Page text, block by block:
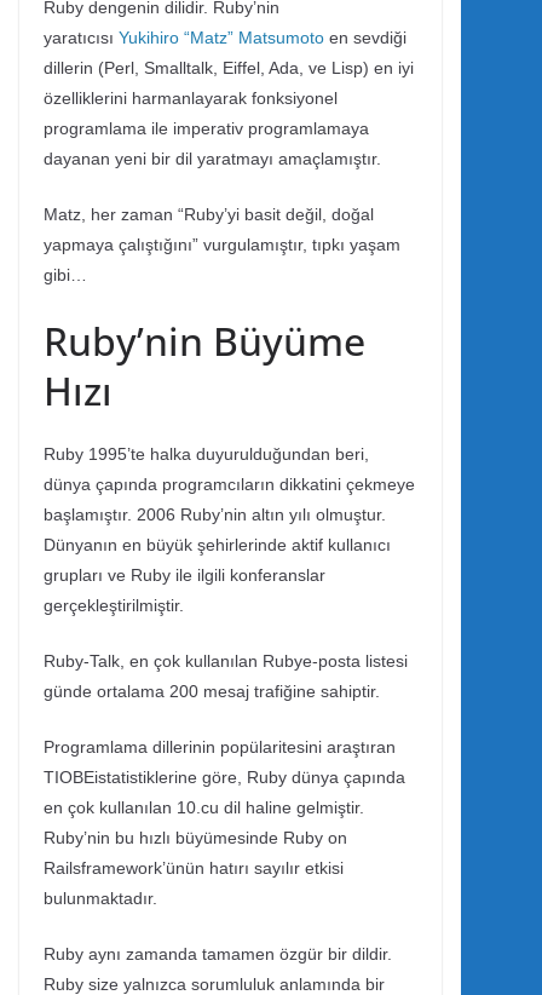
Ruby dengenin dilidir. Ruby’nin
yaratıcısı Yukihiro “Matz” Matsumoto en sevdiği
dillerin (Perl, Smalltalk, Eiffel, Ada, ve Lisp) en iyi
özelliklerini harmanlayarak fonksiyonel
programlama ile imperativ programlamaya
dayanan yeni bir dil yaratmayı amaçlamıştır.
Matz, her zaman “Ruby’yi basit değil, doğal
yapmaya çalıştığını” vurgulamıştır, tıpkı yaşam
gibi…
Ruby’nin Büyüme
Hızı
Ruby 1995’te halka duyurulduğundan beri,
dünya çapında programcıların dikkatini çekmeye
başlamıştır. 2006 Ruby’nin altın yılı olmuştur.
Dünyanın en büyük şehirlerinde aktif kullanıcı
grupları ve Ruby ile ilgili konferanslar
gerçekleştirilmiştir.
Ruby-Talk, en çok kullanılan Rubye-posta listesi
günde ortalama 200 mesaj trafiğine sahiptir.
Programlama dillerinin popülaritesini araştıran
TIOBEistatistiklerine göre, Ruby dünya çapında
en çok kullanılan 10.cu dil haline gelmiştir.
Ruby’nin bu hızlı büyümesinde Ruby on
Railsframework’ünün hatırı sayılır etkisi
bulunmaktadır.
Ruby aynı zamanda tamamen özgür bir dildir.
Ruby size yalnızca sorumluluk anlamında bir